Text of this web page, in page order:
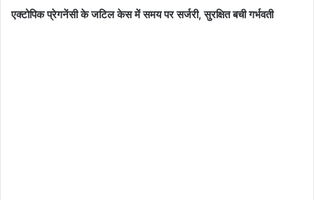
एक्टोपिक प्रेगनेंसी के जटिल केस में समय पर सर्जरी, सुरक्षित बची गर्भवती